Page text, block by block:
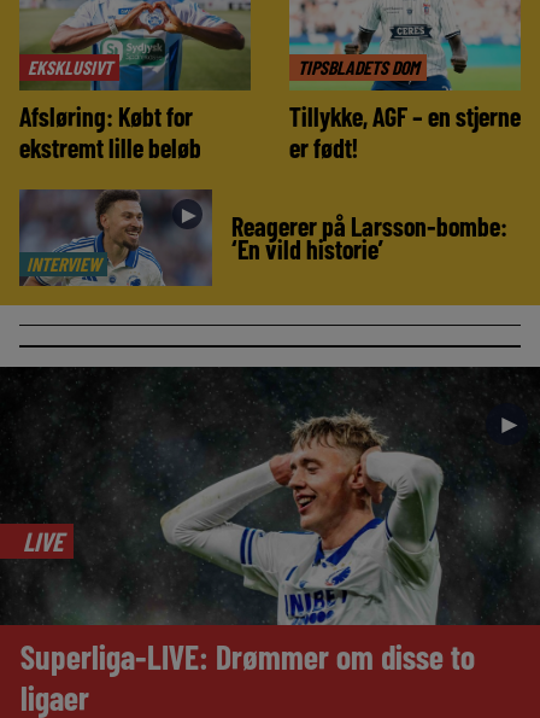
EKSKLUSIVT
Afsløring: Købt for
ekstremt lille beløb
TIPSBLADETS DOM
Tillykke, AGF – en stjerne
er født!
INTERVIEW
► Reagerer på Larsson-bombe:
‘En vild historie’
►
LIVE
Superliga-LIVE: Drømmer om disse to
ligaer